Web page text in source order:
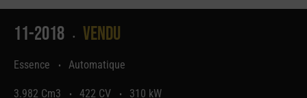
11-2018 • Vendu
Essence • Automatique
3.982 Cm3 • 422 CV • 310 kW